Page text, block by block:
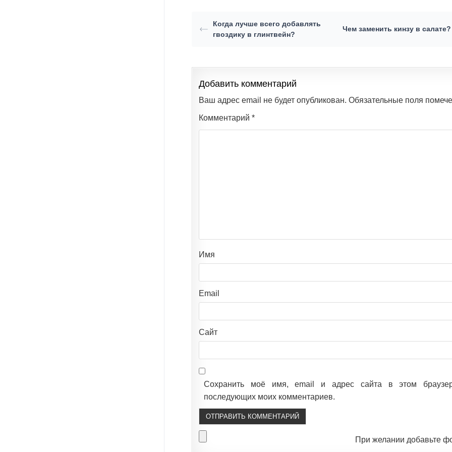
Когда лучше всего добавлять
гвоздику в глинтвейн?
Чем заменить кинзу в салате?
Добавить комментарий
Ваш адрес email не будет опубликован. Обязательные поля
Комментарий *
Имя
Email
Сайт
Сохранить моё имя, email и адрес сайта в этом
последующих моих комментариев.
При желании добавьте